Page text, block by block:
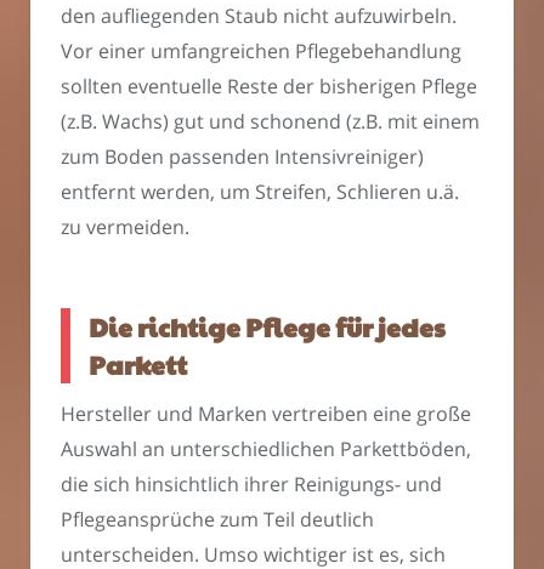
den aufliegenden Staub nicht aufzuwirbeln.
Vor einer umfangreichen Pflegebehandlung
sollten eventuelle Reste der bisherigen Pflege
(z.B. Wachs) gut und schonend (z.B. mit einem
zum Boden passenden Intensivreiniger)
entfernt werden, um Streifen, Schlieren u.ä.
zu vermeiden.
Die richtige Pflege für jedes
Parkett
Hersteller und Marken vertreiben eine große
Auswahl an unterschiedlichen Parkettböden,
die sich hinsichtlich ihrer Reinigungs- und
Pflegeansprüche zum Teil deutlich
unterscheiden. Umso wichtiger ist es, sich